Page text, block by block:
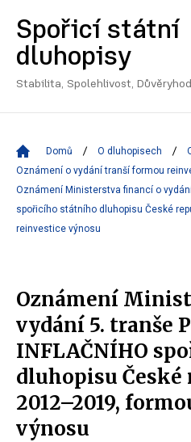
Spořicí státní
dluhopisy
Stabilita, Spolehlivost,
Domů O dluhopisech
Oznámení o vydání tranší formou
Oznámení Ministerstva financí o vydání
spořicího státního dluhopisu České
reinvestice výnosu
Oznámení
vydání 5. tranše
INFLAČNÍHO
dluhopisu
2012–2019,
výnosu